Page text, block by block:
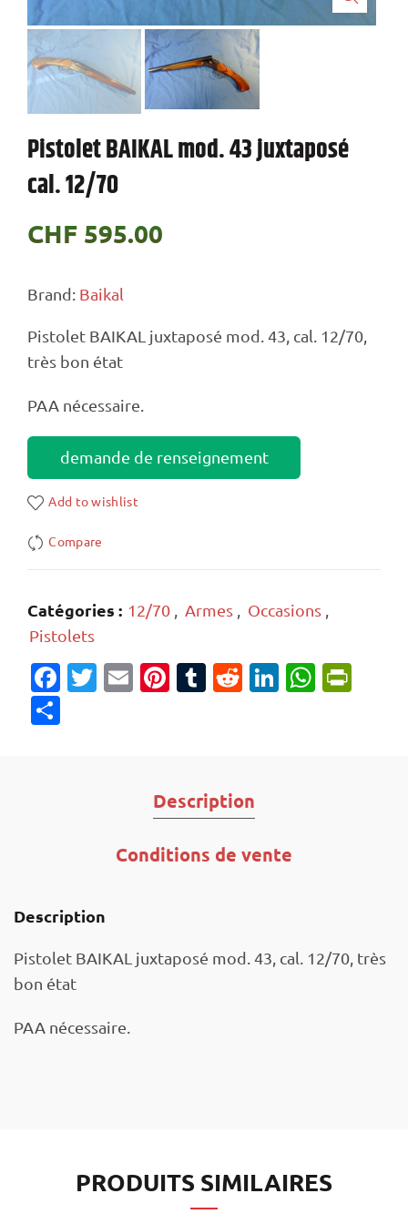
Pistolet BAIKAL mod. 43 juxtaposé
cal. 12/70
CHF 595.00
Brand: Baikal
Pistolet BAIKAL juxtaposé mod. 43, cal. 12/70,
très bon état
PAA nécessaire.
demande de renseignement
Add to wishlist
Compare
Catégories : 12/70 , Armes , Occasions ,
Pistolets
Facebook
Twitter
EmailPinterest
Tumblr
Reddit
LinkedIn
Description
Conditions de vente
Description
Pistolet BAIKAL juxtaposé mod. 43, cal. 12/70, très
bon état
PAA nécessaire.
PRODUITS SIMILAIRES